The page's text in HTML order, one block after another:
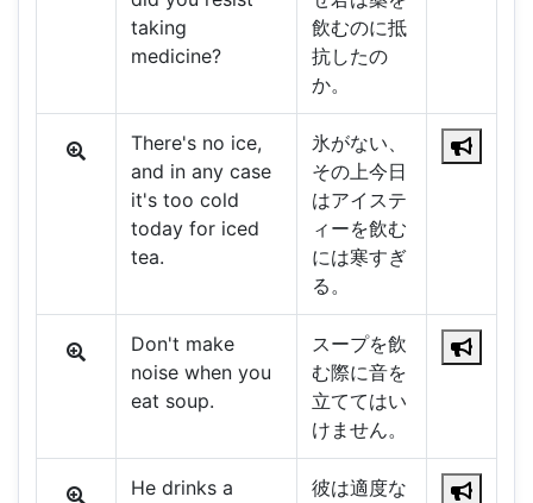
taking
medicine?
飲むのに抵
抗したの
か。
There's no ice,
and in any case
it's too cold
today for iced
tea.
氷がない、
その上今日
はアイステ
ィーを飲む
には寒すぎ
る。
Don't make
noise when you
eat soup.
スープを飲
む際に音を
立ててはい
けません。
He drinks a
彼は適度な